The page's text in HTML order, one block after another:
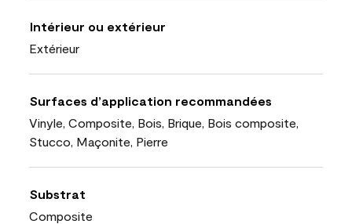
Intérieur ou extérieur
Extérieur
Surfaces d’application recommandées
Vinyle, Composite, Bois, Brique, Bois composite,
Stucco, Maçonite, Pierre
Substrat
Composite